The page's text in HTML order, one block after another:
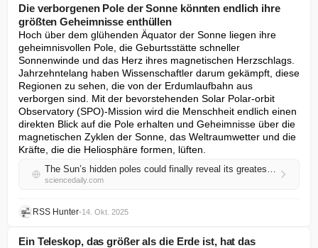
Die verborgenen Pole der Sonne könnten endlich ihre
größten Geheimnisse enthüllen
Hoch über dem glühenden Äquator der Sonne liegen ihre
geheimnisvollen Pole, die Geburtsstätte schneller
Sonnenwinde und das Herz ihres magnetischen Herzschlags.
Jahrzehntelang haben Wissenschaftler darum gekämpft, diese
Regionen zu sehen, die von der Erdumlaufbahn aus
verborgen sind. Mit der bevorstehenden Solar Polar-orbit
Observatory (SPO)-Mission wird die Menschheit endlich einen
direkten Blick auf die Pole erhalten und Geheimnisse über die
magnetischen Zyklen der Sonne, das Weltraumwetter und die
Kräfte, die die Heliosphäre formen, lüften.
The Sun’s hidden poles could finally reveal its greatest secrets
sciencedaily.com
RSS Hunter•14. Okt. 2025
Ein Teleskop, das größer als die Erde ist, hat das